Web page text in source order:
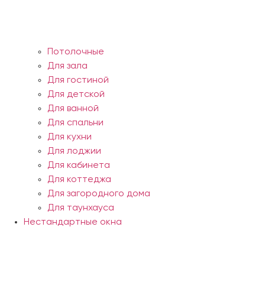
Потолочные
Для зала
Для гостиной
Для детской
Для ванной
Для спальни
Для кухни
Для лоджии
Для кабинета
Для коттеджа
Для загородного дома
Для таунхауса
Нестандартные окна